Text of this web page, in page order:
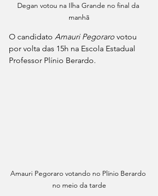
Degan votou na Ilha Grande no final da
manhã
O candidato Amauri Pegoraro votou
por volta das 15h na Escola Estadual
Professor Plínio Berardo.
Amauri Pegoraro votando no Plínio Berardo
no meio da tarde